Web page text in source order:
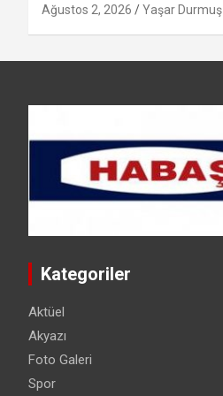
Ağustos 2, 2026 Yaşar Durmuş
Kategoriler
Aktüel
Akyazı
Foto Galeri
Spor